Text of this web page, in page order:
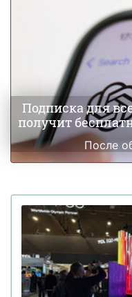
Подписка для
получит
После